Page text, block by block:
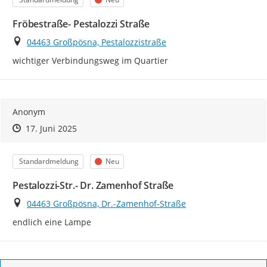
Fröbestraße- Pestalozzi Straße
Ort
04463 Großpösna, Pestalozzistraße
wichtiger Verbindungsweg im Quartier
Anonym
Zeitpunkt des Erstellens
Zeitpunkt des Erstellens
17. Juni 2025Zur Äußerung
Kategorie
Standardmeldung Status
Neu
Pestalozzi-Str.- Dr. Zamenhof Straße
Ort
04463 Großpösna, Dr.-Zamenhof-Straße
endlich eine Lampe